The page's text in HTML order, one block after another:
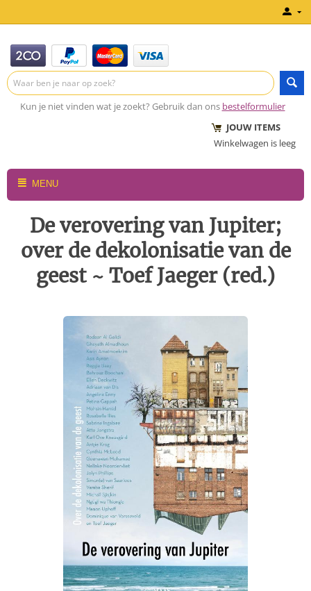
Kun je niet vinden wat je zoekt? Gebruik dan ons bestelformulier
JOUW ITEMS
Winkelwagen is leeg
MENU
De verovering van Jupiter;
over de dekolonisatie van de
geest ~ Toef Jaeger (red.)